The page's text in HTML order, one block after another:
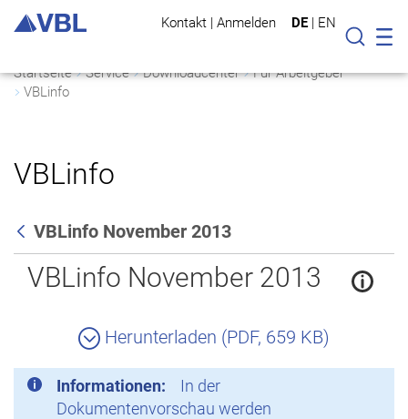
Kontakt | Anmelden DE | EN
Suche
Startseite Service Downloadcenter
Für Arbeitgeber
VBLinfo
VBLinfo
Zurück
VBLinfo November 2013
VBLinfo November 2013
Herunterladen (PDF, 659 KB)
Informationen:
In der
Dokumentenvorschau werden